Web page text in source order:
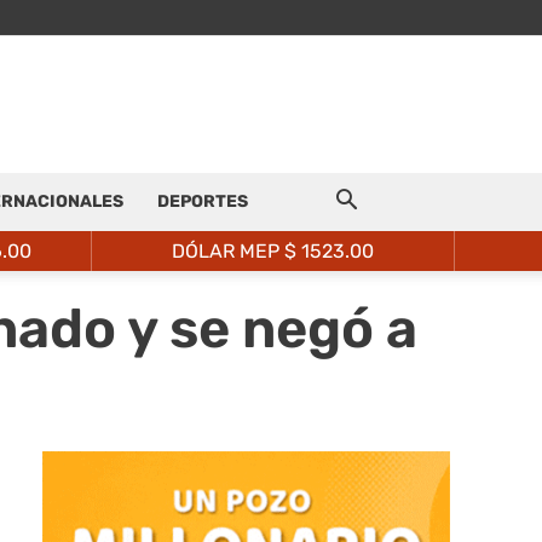
DEPORTES
DÓLAR MEP $ 1523.00
y se negó a